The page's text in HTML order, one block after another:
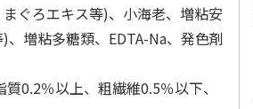
ぐろエキス等)、小海老、増粘安
増粘多糖類、EDTA-Na、発色剤
0.2％以上、粗繊維0.5％以下、